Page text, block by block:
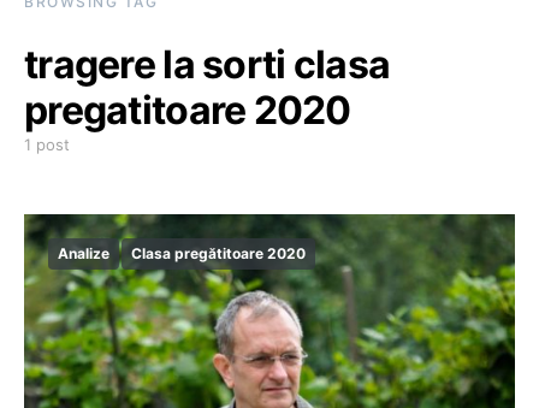
tragere la sorti clasa
pregatitoare 2020
1 post
Analize Clasa pregătitoare 2020